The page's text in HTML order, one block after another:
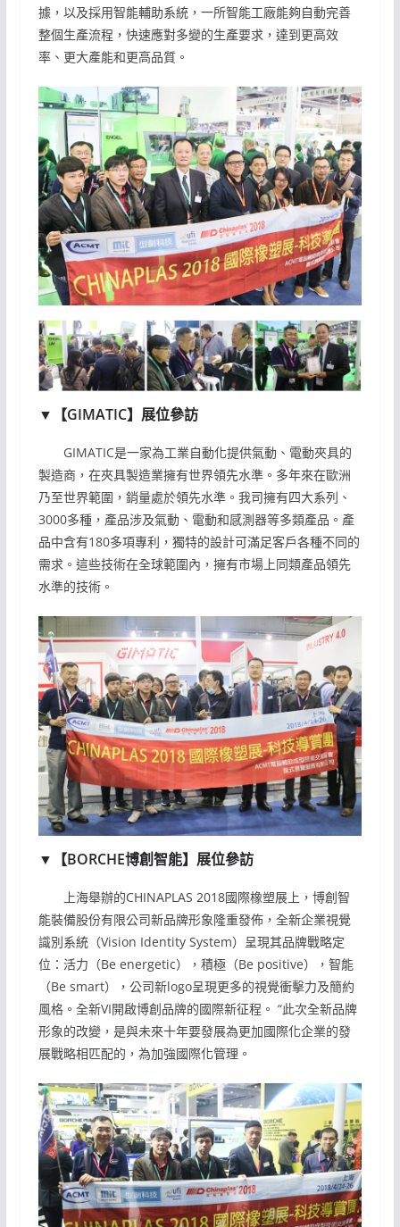
據，以及採用智能輔助系統，一所智能工廠能夠自動完善
整個生產流程，快速應對多變的生產要求，達到更高效
率、更大產能和更高品質。
▼【GIMATIC】展位參訪
GIMATIC是一家為工業自動化提供氣動、電動夾具的
製造商，在夾具製造業擁有世界領先水準。多年來在歐洲
乃至世界範圍，銷量處於領先水準。我司擁有四大系列、
3000多種，產品涉及氣動、電動和感測器等多類產品。產
品中含有180多項專利，獨特的設計可滿足客戶各種不同的
需求。這些技術在全球範圍內，擁有市場上同類產品領先
水準的技術。
▼【BORCHE博創智能】展位參訪
上海舉辦的CHINAPLAS 2018國際橡塑展上，博創智
能裝備股份有限公司新品牌形象隆重發佈，全新企業視覺
識別系統（Vision Identity System）呈現其品牌戰略定
位：活力（Be energetic），積極（Be positive），智能
（Be smart），公司新logo呈現更多的視覺衝擊力及簡約
風格。全新VI開啟博創品牌的國際新征程。 “此次全新品牌
形象的改變，是與未來十年要發展為更加國際化企業的發
展戰略相匹配的，為加強國際化管理。